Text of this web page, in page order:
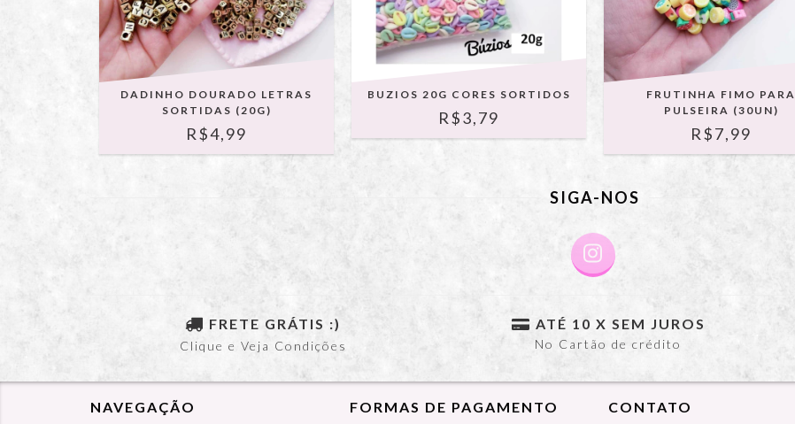
DADINHO DOURADO LETRAS
SORTIDAS (20G)
R$4,99
BUZIOS 20G CORES SORTIDOS
R$3,79
FRUTINHA FIMO PARA
PULSEIRA (30UN)
R$7,99
SIGA-NOS
FRETE GRÁTIS :)
Clique e Veja Condições
ATÉ 10 X SEM JUROS
No Cartão de crédito
NAVEGAÇÃO FORMAS DE PAGAMENTO CONTATO